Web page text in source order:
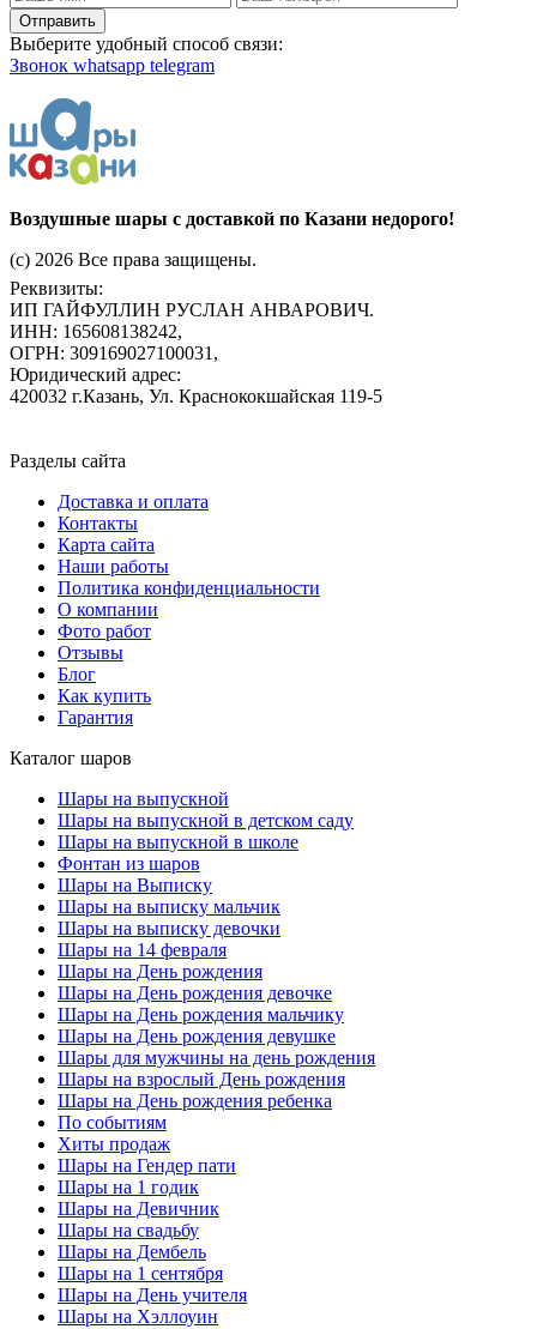
Отправить
Выберите удобный способ связи:
Звонок whatsapp telegram
Воздушные шары с доставкой по Казани недорого!
(c) 2026 Все права защищены.
Реквизиты:
ИП ГАЙФУЛЛИН РУСЛАН АНВАРОВИЧ.
ИНН: 165608138242,
ОГРН: 309169027100031,
Юридический адрес:
420032 г.Казань, Ул. Краснококшайская 119-5
Разделы сайта
Доставка и оплата
Контакты
Карта сайта
Наши работы
Политика конфиденциальности
О компании
Фото работ
Отзывы
Блог
Как купить
Гарантия
Каталог шаров
Шары на выпускной
Шары на выпускной в детском саду
Шары на выпускной в школе
Фонтан из шаров
Шары на Выписку
Шары на выписку мальчик
Шары на выписку девочки
Шары на 14 февраля
Шары на День рождения
Шары на День рождения девочке
Шары на День рождения мальчику
Шары на День рождения девушке
Шары для мужчины на день рождения
Шары на взрослый День рождения
Шары на День рождения ребенка
По событиям
Хиты продаж
Шары на Гендер пати
Шары на 1 годик
Шары на Девичник
Шары на свадьбу
Шары на Дембель
Шары на 1 сентября
Шары на День учителя
Шары на Хэллоуин